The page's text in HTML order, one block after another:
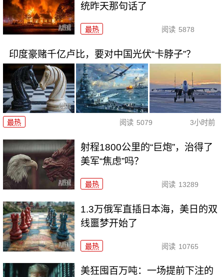
统昨天那句话了
最热 阅读 5878
印度豪赌千亿卢比，要对中国光伏“卡脖子”？
最热 阅读 5079 3小时前
射程1800公里的“巨炮”，治得了
美军“焦虑”吗？
最热 阅读 13289
1.3万俄军直插日本海，美日的双
线噩梦开始了
最热 阅读 10765
美狂囤百万吨：一场提前下注的